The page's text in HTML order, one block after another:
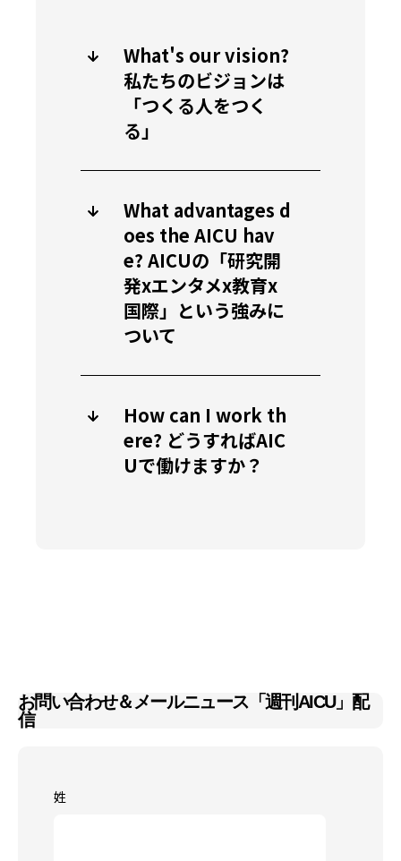
What's our vision?
私たちのビジョンは
「つくる人をつく
る」
What advantages d
oes the AICU hav
e? AICUの「研究開
発xエンタメx教育x
国際」という強みに
ついて
How can I work th
ere? どうすればAIC
Uで働けますか？
お問い合わせ＆メールニュース「週刊AICU」配
信
姓